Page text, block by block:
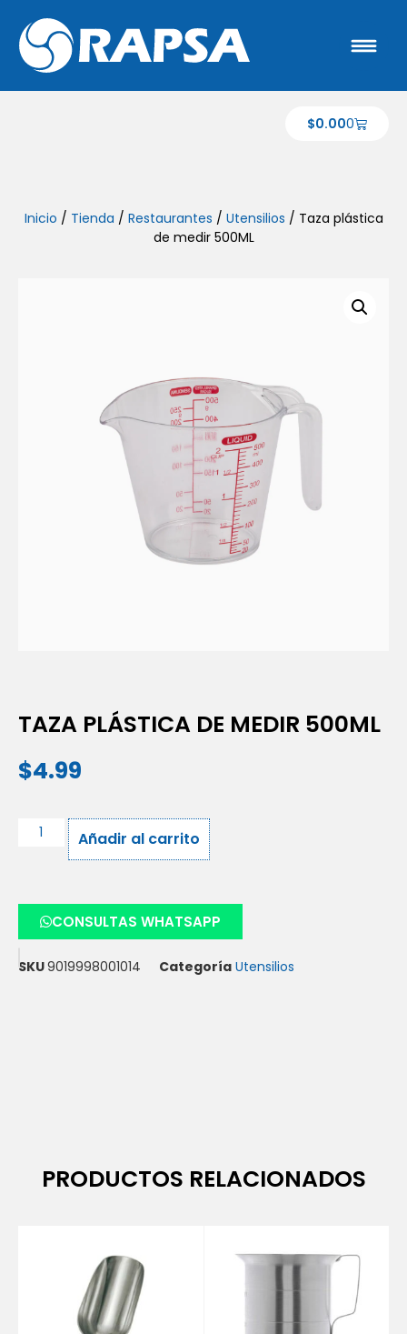
$0.000
Inicio / Tienda / Restaurantes / Utensilios / Taza plástica
de medir 500ML
TAZA PLÁSTICA DE MEDIR 500ML
$4.99
Añadir al carrito
CONSULTAS WHATSAPP
SKU9019998001014 Categoría Utensilios
PRODUCTOS RELACIONADOS